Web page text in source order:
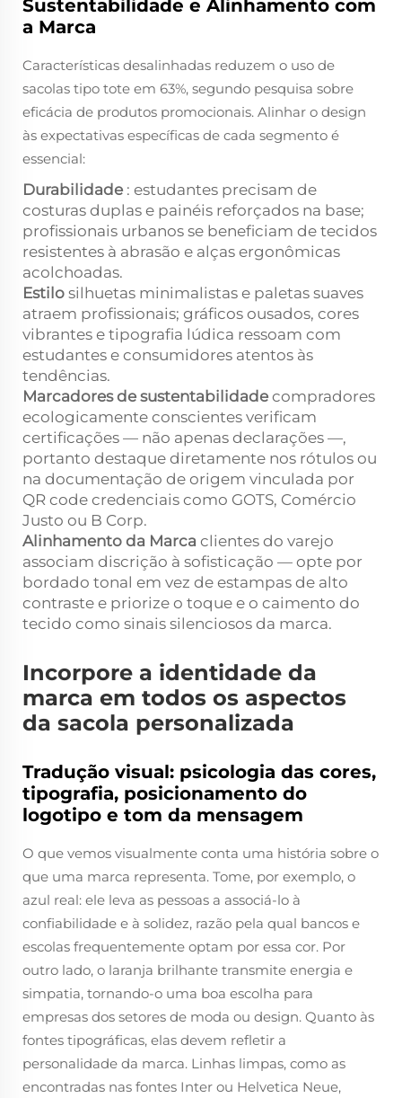
Sustentabilidade e Alinhamento com
a Marca
Características desalinhadas reduzem o uso de
sacolas tipo tote em 63%, segundo pesquisa sobre
eficácia de produtos promocionais. Alinhar o design
às expectativas específicas de cada segmento é
essencial:
Durabilidade : estudantes precisam de
costuras duplas e painéis reforçados na base;
profissionais urbanos se beneficiam de tecidos
resistentes à abrasão e alças ergonômicas
acolchoadas.
Estilo silhuetas minimalistas e paletas suaves
atraem profissionais; gráficos ousados, cores
vibrantes e tipografia lúdica ressoam com
estudantes e consumidores atentos às
tendências.
Marcadores de sustentabilidade compradores
ecologicamente conscientes verificam
certificações — não apenas declarações —,
portanto destaque diretamente nos rótulos ou
na documentação de origem vinculada por
QR code credenciais como GOTS, Comércio
Justo ou B Corp.
Alinhamento da Marca clientes do varejo
associam discrição à sofisticação — opte por
bordado tonal em vez de estampas de alto
contraste e priorize o toque e o caimento do
tecido como sinais silenciosos da marca.
Incorpore a identidade da
marca em todos os aspectos
da sacola personalizada
Tradução visual: psicologia das cores,
tipografia, posicionamento do
logotipo e tom da mensagem
O que vemos visualmente conta uma história sobre o
que uma marca representa. Tome, por exemplo, o
azul real: ele leva as pessoas a associá-lo à
confiabilidade e à solidez, razão pela qual bancos e
escolas frequentemente optam por essa cor. Por
outro lado, o laranja brilhante transmite energia e
simpatia, tornando-o uma boa escolha para
empresas dos setores de moda ou design. Quanto às
fontes tipográficas, elas devem refletir a
personalidade da marca. Linhas limpas, como as
encontradas nas fontes Inter ou Helvetica Neue,